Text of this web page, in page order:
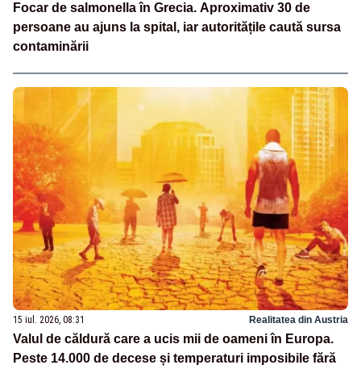
Focar de salmonella în Grecia. Aproximativ 30 de
persoane au ajuns la spital, iar autoritățile caută sursa
contaminării
15 iul. 2026, 08:31 Realitatea din Austria
Valul de căldură care a ucis mii de oameni în Europa.
Peste 14.000 de decese și temperaturi imposibile fără